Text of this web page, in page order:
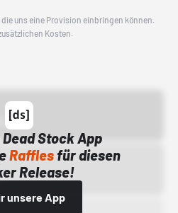
uns eine Provision einbringen können.
Kosten.
Stock App
Rafflesfür diesen
Release!
unsere App